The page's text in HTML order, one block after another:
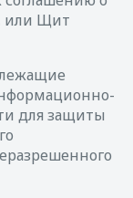
или Щит
для защиты